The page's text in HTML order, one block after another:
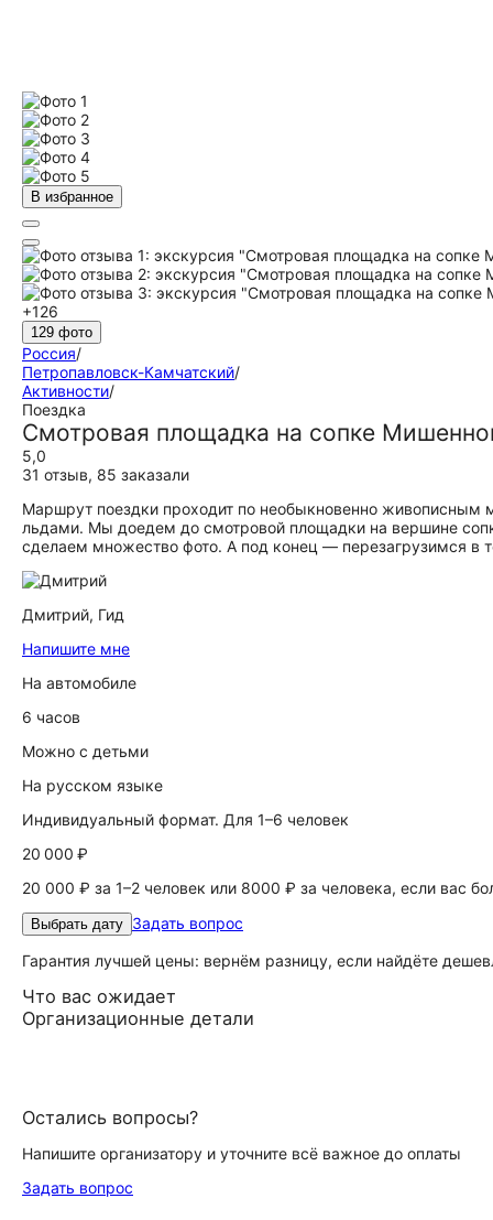
В избранное
+126
129 фото
Россия/
Петропавловск-Камчатский/
Активности/
Поездка
Смотровая площадка на сопке
5,0
31 отзыв, 85 заказали
Маршрут поездки проходит по необыкновенно живописным
льдами. Мы доедем до смотровой площадки на вершине
сделаем множество фото. А под конец — перезагрузимся в
Дмитрий, Гид
Напишите мне
На автомобиле
6 часов
Можно с детьми
На русском языке
Индивидуальный формат. Для 1–6 человек
20 000 ₽
20 000 ₽ за 1–2 человек или 8000 ₽ за человека, если вас
Выбрать дату Задать вопрос
Гарантия лучшей цены: вернём разницу, если найдёте
Что вас ожидает
Организационные детали
Остались вопросы?
Напишите организатору и уточните всё важное до оплаты
Задать вопрос